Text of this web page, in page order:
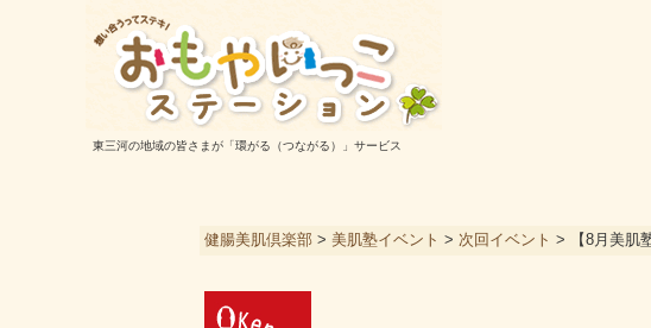
東三河の地域の皆さまが「環がる（つながる）」サービス
健腸美肌倶楽部 > 美肌塾イベント > 次回イベント > 【8月美